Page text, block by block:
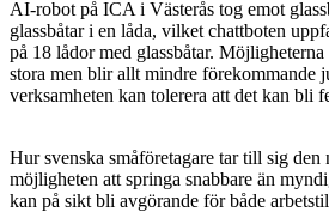
AI-robot på ICA i Västerås tog emot
glassbåtar i en låda, vilket chattboten
på 18 lådor med glassbåtar.
stora men blir allt mindre förekommande
verksamheten kan tolerera att det kan bli
Hur svenska småföretagare tar till sig
möjligheten att springa snabbare än
kan på sikt bli avgörande för både